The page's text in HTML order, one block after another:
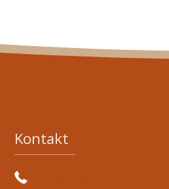
Kontakt